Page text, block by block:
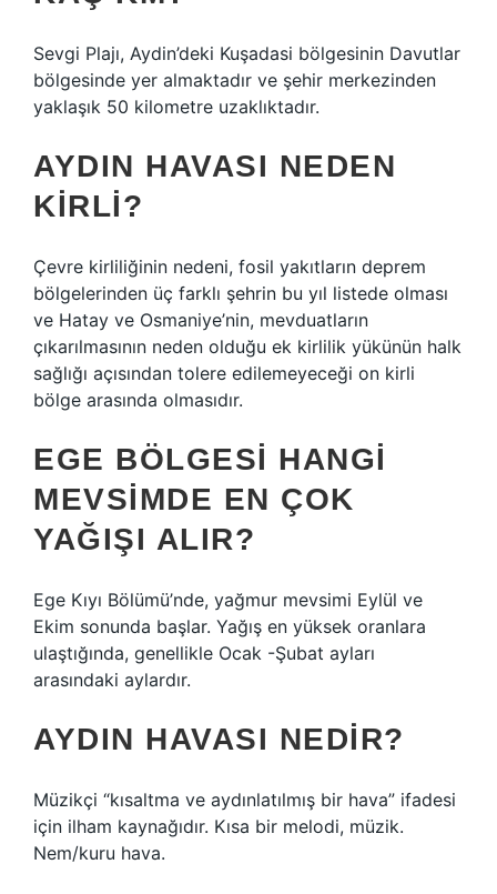
Sevgi Plajı, Aydin’deki Kuşadasi bölgesinin Davutlar
bölgesinde yer almaktadır ve şehir merkezinden
yaklaşık 50 kilometre uzaklıktadır.
AYDIN HAVASI NEDEN
KIRLI?
Çevre kirliliğinin nedeni, fosil yakıtların deprem
bölgelerinden üç farklı şehrin bu yıl listede olması
ve Hatay ve Osmaniye’nin, mevduatların
çıkarılmasının neden olduğu ek kirlilik yükünün halk
sağlığı açısından tolere edilemeyeceği on kirli
bölge arasında olmasıdır.
EGE BÖLGESI HANGI
MEVSIMDE EN ÇOK
YAĞIŞI ALIR?
Ege Kıyı Bölümü’nde, yağmur mevsimi Eylül ve
Ekim sonunda başlar. Yağış en yüksek oranlara
ulaştığında, genellikle Ocak -Şubat ayları
arasındaki aylardır.
AYDIN HAVASI NEDIR?
Müzikçi “kısaltma ve aydınlatılmış bir hava” ifadesi
için ilham kaynağıdır. Kısa bir melodi, müzik.
Nem/kuru hava.